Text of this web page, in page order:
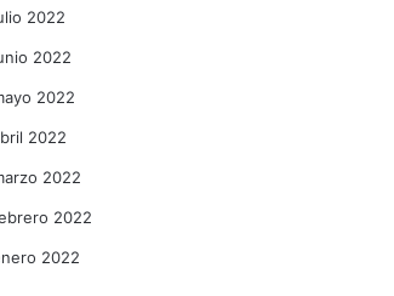
2022
2022
2022
2022
2022
2022
2022